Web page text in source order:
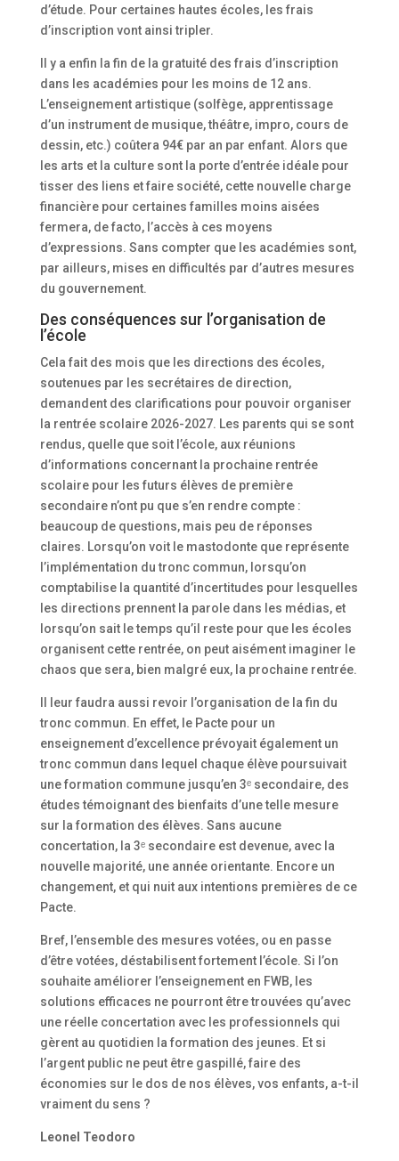
d’étude. Pour certaines hautes écoles, les frais
d’inscription vont ainsi tripler.
Il y a enfin la fin de la gratuité des frais d’inscription
dans les académies pour les moins de 12 ans.
L’enseignement artistique (solfège, apprentissage
d’un instrument de musique, théâtre, impro, cours de
dessin, etc.) coûtera 94€ par an par enfant. Alors que
les arts et la culture sont la porte d’entrée idéale pour
tisser des liens et faire société, cette nouvelle charge
financière pour certaines familles moins aisées
fermera, de facto, l’accès à ces moyens
d’expressions. Sans compter que les académies sont,
par ailleurs, mises en difficultés par d’autres mesures
du gouvernement.
Des conséquences sur l’organisation de
l’école
Cela fait des mois que les directions des écoles,
soutenues par les secrétaires de direction,
demandent des clarifications pour pouvoir organiser
la rentrée scolaire 2026-2027. Les parents qui se sont
rendus, quelle que soit l’école, aux réunions
d’informations concernant la prochaine rentrée
scolaire pour les futurs élèves de première
secondaire n’ont pu que s’en rendre compte :
beaucoup de questions, mais peu de réponses
claires. Lorsqu’on voit le mastodonte que représente
l’implémentation du tronc commun, lorsqu’on
comptabilise la quantité d’incertitudes pour lesquelles
les directions prennent la parole dans les médias, et
lorsqu’on sait le temps qu’il reste pour que les écoles
organisent cette rentrée, on peut aisément imaginer le
chaos que sera, bien malgré eux, la prochaine rentrée.
Il leur faudra aussi revoir l’organisation de la fin du
tronc commun. En effet, le Pacte pour un
enseignement d’excellence prévoyait également un
tronc commun dans lequel chaque élève poursuivait
une formation commune jusqu’en 3ᵉ secondaire, des
études témoignant des bienfaits d’une telle mesure
sur la formation des élèves. Sans aucune
concertation, la 3ᵉ secondaire est devenue, avec la
nouvelle majorité, une année orientante. Encore un
changement, et qui nuit aux intentions premières de ce
Pacte.
Bref, l’ensemble des mesures votées, ou en passe
d’être votées, déstabilisent fortement l’école. Si l’on
souhaite améliorer l’enseignement en FWB, les
solutions efficaces ne pourront être trouvées qu’avec
une réelle concertation avec les professionnels qui
gèrent au quotidien la formation des jeunes. Et si
l’argent public ne peut être gaspillé, faire des
économies sur le dos de nos élèves, vos enfants, a-t-il
vraiment du sens ?
Leonel Teodoro